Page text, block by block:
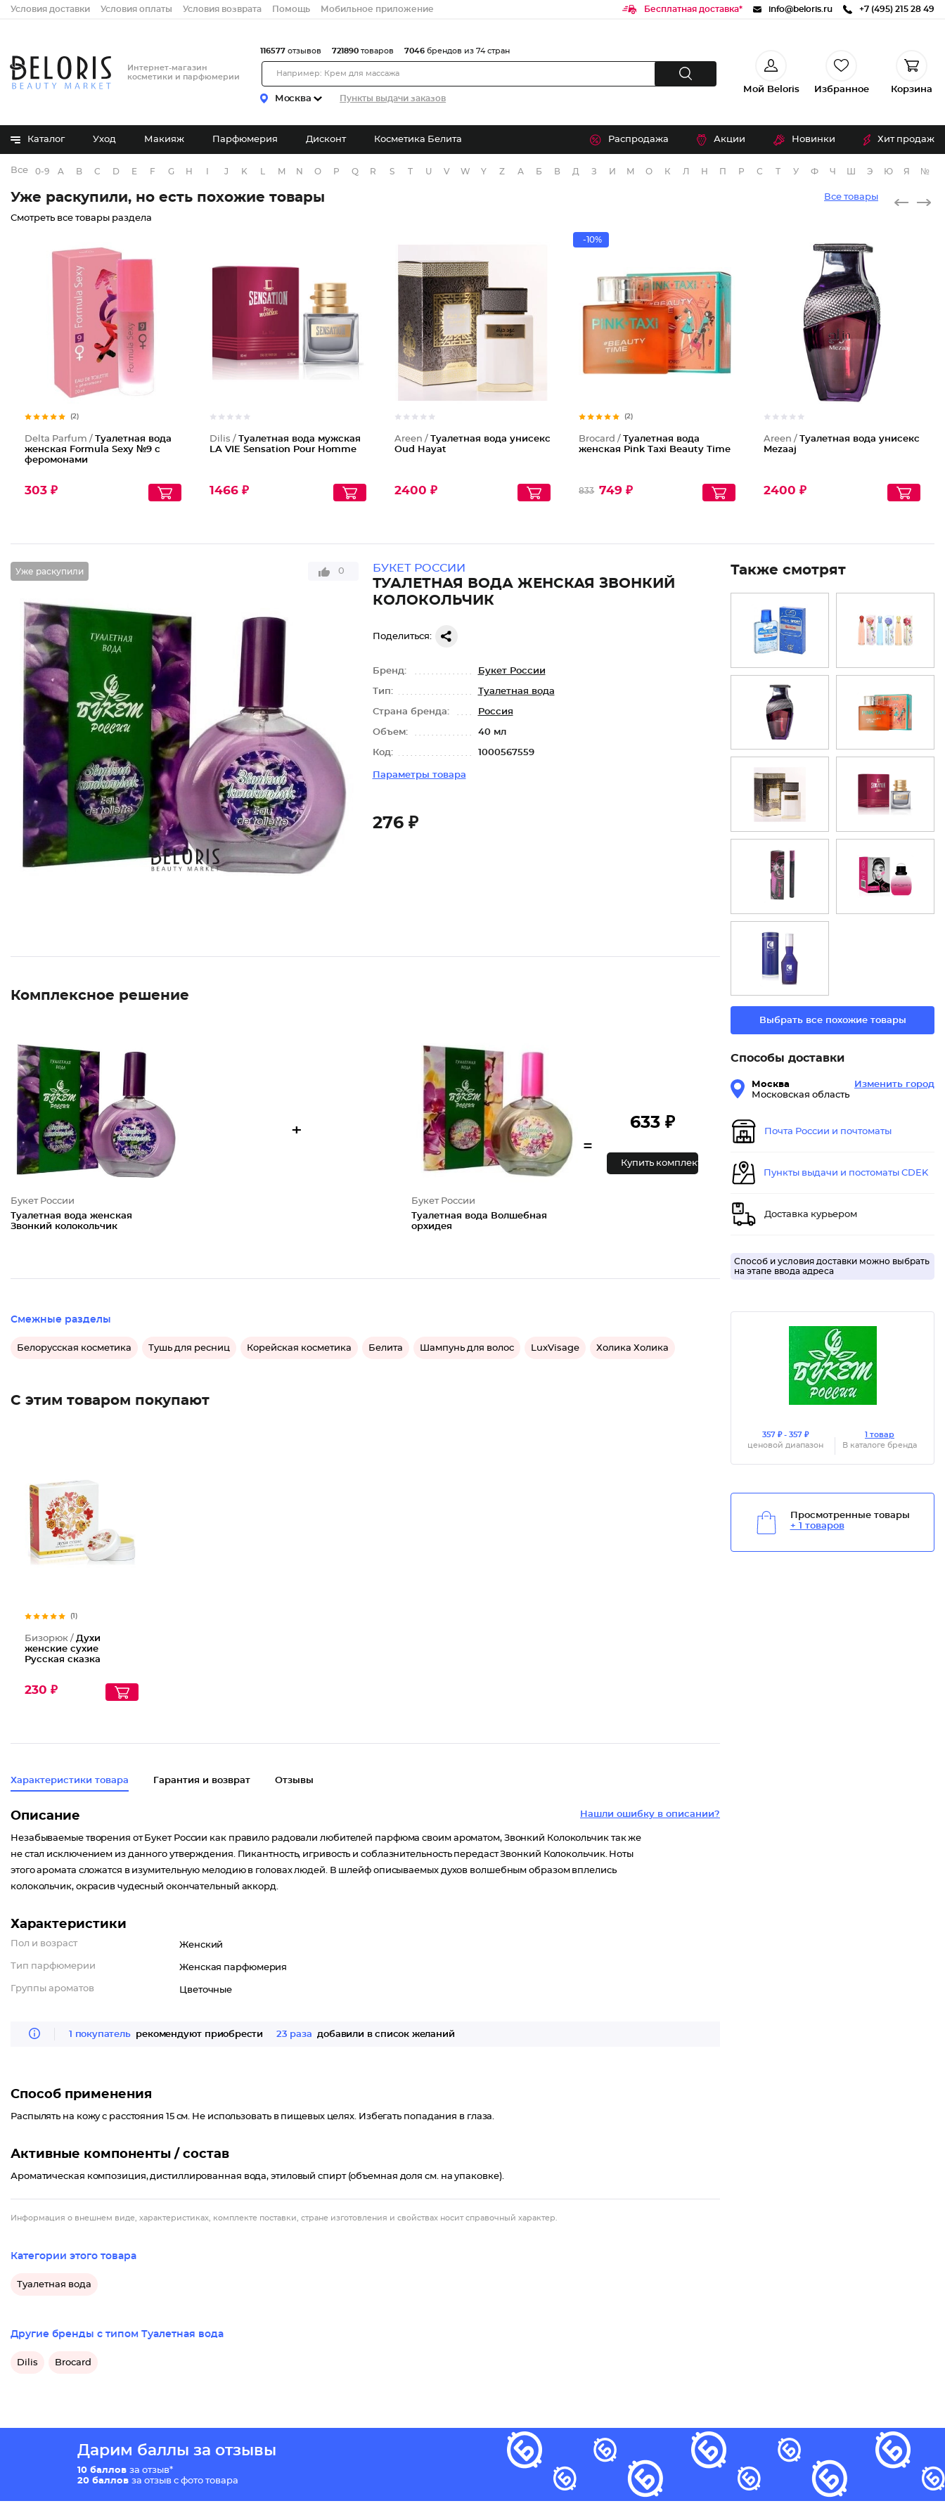
Условия доставки Условия оплаты Условия возврата Помощь Мобильное приложение Бесплатная доставка* info@beloris.ru +7 (495) 215 28 49
Интернет-магазин
косметики и парфюмерии
Москва Пункты выдачи заказов
116577 отзывов 721890 товаров 7046 брендов из 74 стран
Мой Beloris Избранное Корзина
Каталог Уход Макияж Парфюмерия Дисконт Косметика Белита Распродажа Акции Новинки Хит продаж
Все бренды
0-9 A B C D E F G H J K M N O P Q R S T U V W Y Z А Б В Д З И М О К Л Н П Р С Т У Ф Ч Э Ю Я №
Уже раскупили, но есть похожие товары Все товары
Смотреть все товары раздела
(2)
Delta Parfum / Туалетная вода
женская Formula Sexy №9 с
феромонами
303 ₽
Dilis / Туалетная вода мужская
LA VIE Sensation Pour Homme
1466 ₽
Areen / Туалетная вода унисекс
Oud Hayat
2400 ₽
-10%
(2)
Brocard /Туалетная вода
женская Pink Taxi Beauty Time
833 749 ₽
Areen /Туалетная вода унисекс
Mezaaj
2400 ₽
Уже раскупили 0 БУКЕТ РОССИИ
ТУАЛЕТНАЯ ВОДА ЖЕНСКАЯ ЗВОНКИЙ
КОЛОКОЛЬЧИК
Поделиться:
Бренд: Букет России
Тип: Туалетная вода
Страна бренда: Россия
Объем: 40 мл
Код: 1000567559
Параметры товара
276 ₽
Комплексное решение
Букет России
Туалетная вода женская
Звонкий колокольчик
+
Букет России
Туалетная вода Волшебная
орхидея
=
633 ₽
Купить комплект
Смежные разделы
Белорусская косметика Тушь для ресниц Корейская косметика Белита Шампунь для волос LuxVisage Холика Холика
С этим товаром покупают
(1)
Бизорюк / Духи
женские сухие
Русская сказка
230 ₽
Характеристики товара Гарантия и возврат Отзывы
Нашли ошибку в описании?
Описание
Незабываемые творения от Букет России как правило радовали любителей парфюма своим ароматом, Звонкий Колокольчик так же
не стал исключением из данного утверждения. Пикантность, игривость и соблазнительность передаст Звонкий Колокольчик. Ноты
этого аромата сложатся в изумительную мелодию в головах людей. В шлейф описываемых духов волшебным образом вплелись
колокольчик, окрасив чудесный окончательный аккорд.
Характеристики
Пол и возраст Женский
Тип парфюмерии Женская парфюмерия
Группы ароматов Цветочные
1 покупатель рекомендуют приобрести 23 раза добавили в список желаний
Способ применения
Распылять на кожу с расстояния 15 см. Не использовать в пищевых целях. Избегать попадания в глаза.
Активные компоненты / состав
Ароматическая композиция, дистиллированная вода, этиловый спирт (объемная доля см. на упаковке).
Информация о внешнем виде, характеристиках, комплекте поставки, стране изготовления и свойствах носит справочный характер.
Также смотрят
Выбрать все похожие товары
Способы доставки
Москва
Московская область
Изменить город
Почта России и почтоматы
Пункты выдачи и постоматы CDEK
Доставка курьером
Способ и условия доставки можно выбрать
на этапе ввода адреса
357 ₽ - 357 ₽
ценовой диапазон
1 товар
В каталоге бренда
Просмотренные товары
+ 1 товаров
Категории этого товара
Туалетная вода
Другие бренды с типом Туалетная вода
Dilis Brocard
Дарим баллы за отзывы
10 баллов за отзыв*
20 баллов за отзыв с фото товара